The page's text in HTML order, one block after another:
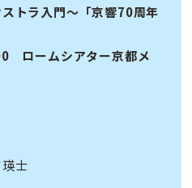
トラ入門〜「京響70周年
ロームシアター京都メ
士